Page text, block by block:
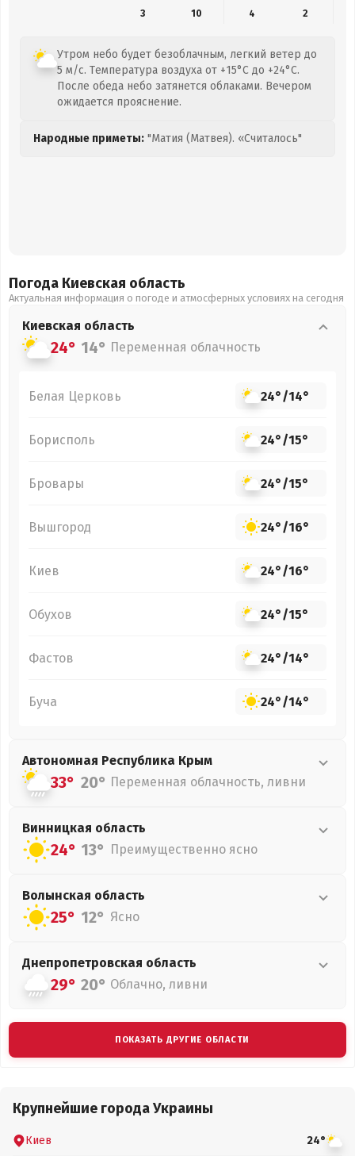
3
10 4 2
Утром небо будет безоблачным, легкий ветер до
5 м/с. Температура воздуха от +15°C до +24°C.
После обеда небо затянется облаками. Вечером
ожидается прояснение.
Народные приметы: "Матия (Матвея). «Считалось"
Погода Киевская область
Актуальная информация о погоде и атмосферных условиях на сегодня
Киевская область
24° 14° Переменная облачность
Белая Церковь 24°/14°
Борисполь 24°/15°
Бровары 24°/15°
Вышгород 24°/16°
Киев 24°/16°
Обухов 24°/15°
Фастов 24°/14°
Буча 24°/14°
Автономная Республика Крым
33° 20° Переменная облачность, ливни
Винницкая область
24° 13° Преимущественно ясно
Волынская область
25° 12° Ясно
Днепропетровская область
29° 20° Облачно, ливни
ПОКАЗАТЬ ДРУГИЕ ОБЛАСТИ
Крупнейшие города Украины
Киев 24°